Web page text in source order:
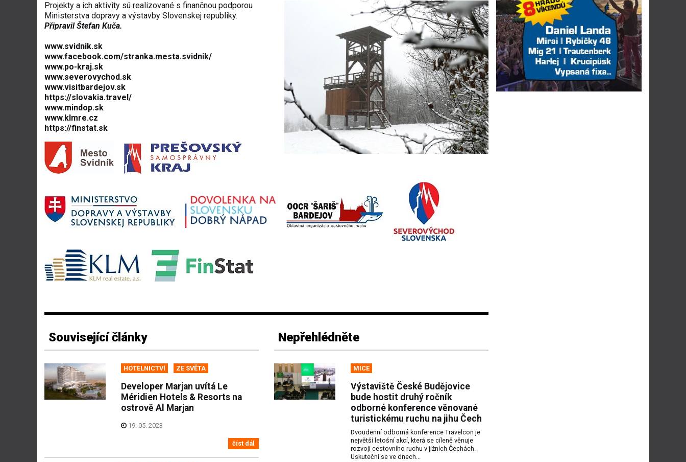
Projekty a ich aktivity sú realizované s finančnou podporou
Ministerstva dopravy a výstavby Slovenskej republiky.
Připravil Štefan Kuča.
www.svidnik.sk
www.facebook.com/stranka.mesta.svidnik/
www.po-kraj.sk
www.severovychod.sk
www.visitbardejov.sk
https://slovakia.travel/
www.mindop.sk
www.klmre.cz
https://finstat.sk
Související články
HOTELNICTVÍ ZE SVĚTA
Developer Marjan uvítá Le
Méridien Hotels & Resorts na
ostrově Al Marjan
19. 05. 2023
číst dál
Nepřehlédněte
MICE
Výstaviště České Budějovice
bude hostit druhý ročník
odborné konference věnované
turistickému ruchu na jihu Čech
Dvoudenní odborná konference Travelcon je
největší letošní akcí, která se cíleně věnuje
rozvoji cestovního ruchu v jižních Čechách.
Uskuteční se ve dnech...